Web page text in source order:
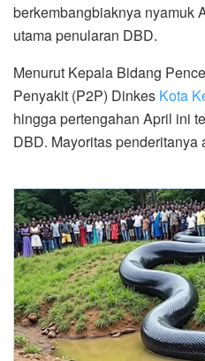
berkembangbiaknya nyamuk
utama penularan DBD.
Menurut Kepala Bidang
Penyakit (P2P) Dinkes Kota
hingga pertengahan April ini
DBD. Mayoritas penderitanya